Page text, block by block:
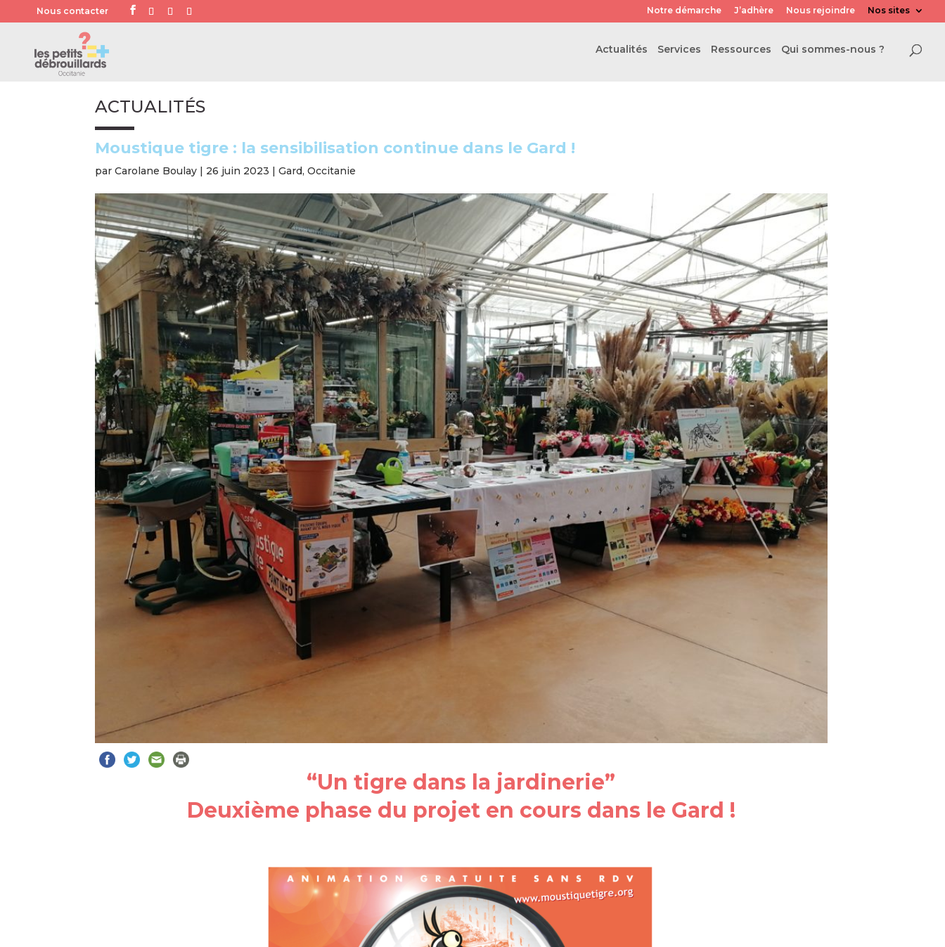
Nous contacter Notre démarche J’adhère Nous rejoindre Nos sites
Actualités Services Ressources Qui sommes-nous ?
ACTUALITÉS
Moustique tigre : la sensibilisation continue dans le Gard !
par Carolane Boulay| 26 juin 2023 | Gard, Occitanie
“Un tigre dans la jardinerie”
Deuxième phase du projet en cours dans le Gard !